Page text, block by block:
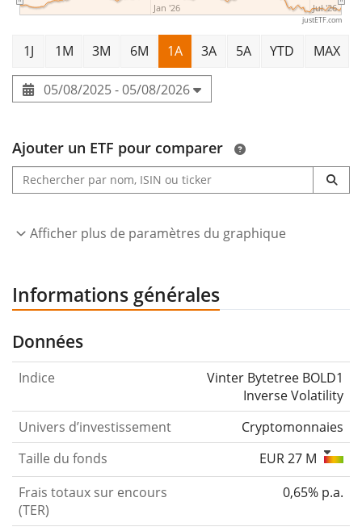
Jan '26 Jul '26
justETF.com
1J 1M 3M 6M 1A 3A 5A YTD MAX
05/08/2025 - 05/08/2026
Ajouter un ETF pour comparer
Afficher plus de paramètres du graphique
Informations générales
Données
Indice
Vinter Bytetree BOLD1
Inverse Volatility
Univers d’investissement
Cryptomonnaies
Taille du fonds
EUR 27 M
Frais totaux sur encours
(TER)
0,65% p.a.